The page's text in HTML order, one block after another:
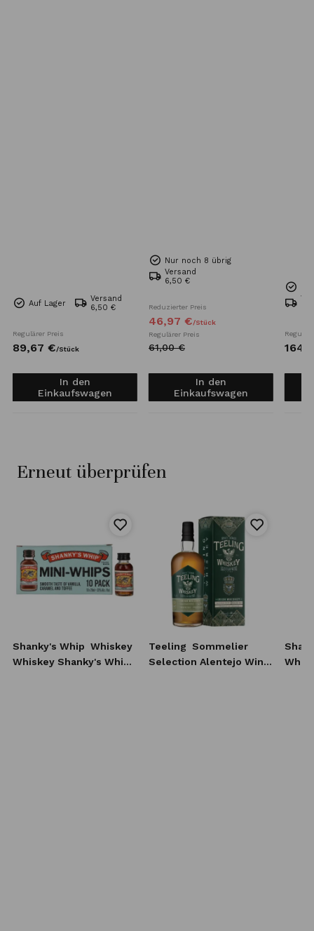
Auf Lager
Versand
6,50 €
Regulärer Preis
89,67 €/Stück
In den
Einkaufswagen
Nur noch 8 übrig
Versand
6,50 €
Reduzierter Preis
46,97 €/Stück
Regulärer Preis
61,00 €
In den
Einkaufswagen
164,
Erneut überprüfen
Shanky's Whip Whiskey
Whiskey Shanky's Whip
Teeling Sommelier
Selection Alentejo Wine